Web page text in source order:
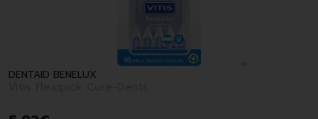
DENTAID BENELUX